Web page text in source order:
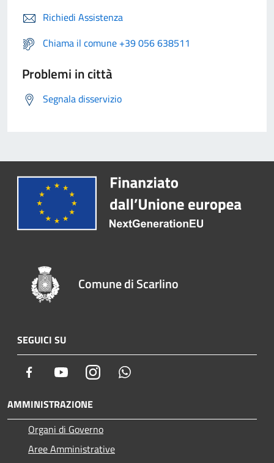
Richiedi Assistenza
Chiama il comune +39 056 638511
Problemi in città
Segnala disservizio
Comune di Scarlino
SEGUICI SU
Facebook YoutubeInstagram
AMMINISTRAZIONE
Organi di Governo
Aree Amministrative